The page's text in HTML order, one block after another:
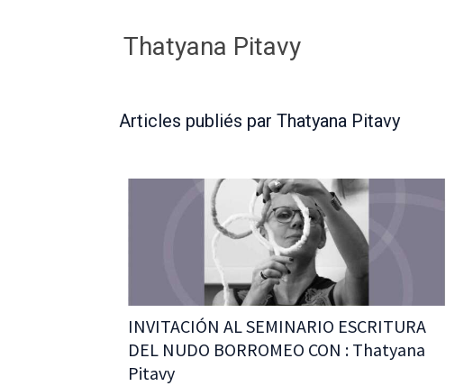
Thatyana Pitavy
Articles publiés par Thatyana Pitavy
INVITACIÓN AL SEMINARIO ESCRITURA
DEL NUDO BORROMEO CON : Thatyana
Pitavy